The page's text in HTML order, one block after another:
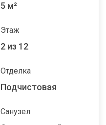
5 м²
Этаж
2 из 12
Отделка
Подчистовая
Санузел